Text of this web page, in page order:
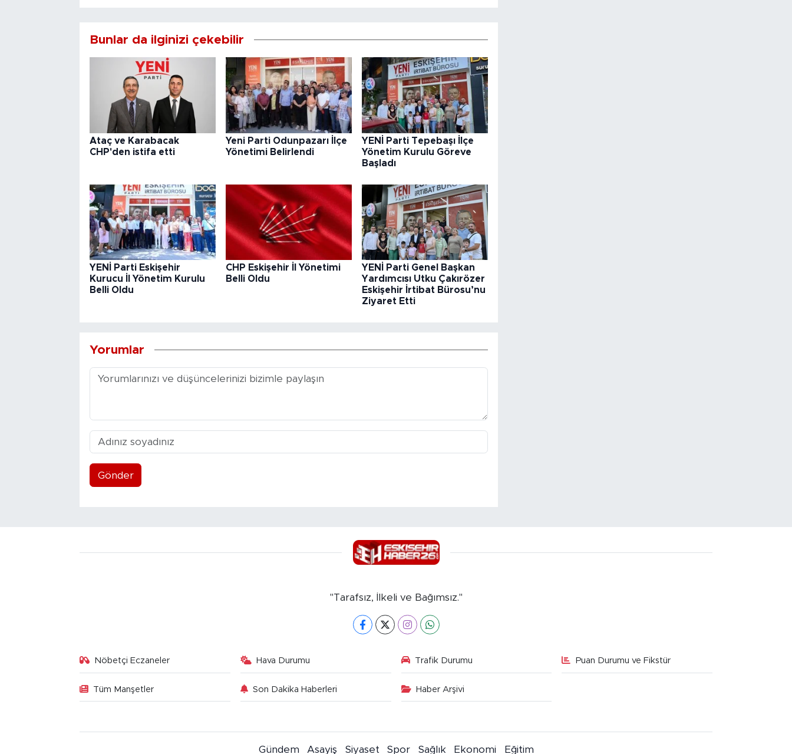
Bunlar da ilginizi çekebilir
Ataç ve Karabacak
CHP'den istifa etti
Yeni Parti Odunpazarı İlçe
Yönetimi Belirlendi
YENİ Parti Tepebaşı İlçe
Yönetim Kurulu Göreve
Başladı
YENİ Parti Eskişehir
Kurucu İl Yönetim Kurulu
Belli Oldu
CHP Eskişehir İl Yönetimi
Belli Oldu
YENİ Parti Genel Başkan
Yardımcısı Utku Çakırözer
Eskişehir İrtibat Bürosu’nu
Ziyaret Etti
Yorumlar
Gönder
"Tarafsız, İlkeli ve Bağımsız."
Nöbetçi Eczaneler Hava Durumu Trafik Durumu Puan Durumu ve Fikstür
Tüm Manşetler Son Dakika Haberleri Haber Arşivi
Gündem Asayiş Siyaset Spor Sağlık Ekonomi Eğitim